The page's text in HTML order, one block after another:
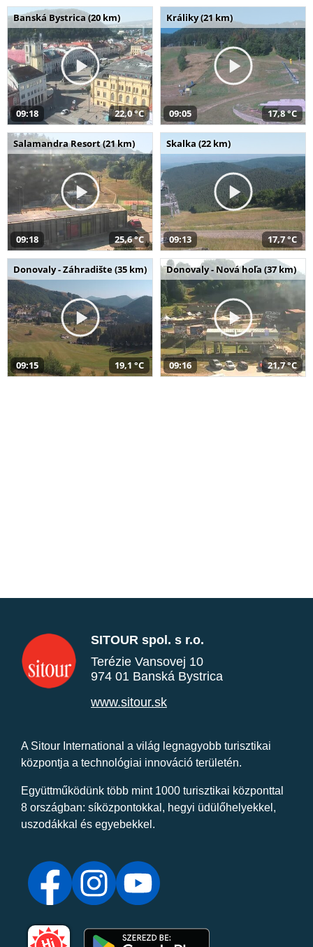
Banská Bystrica (20 km)
09:18 22,0 °C
Králiky (21 km)
09:05 17,8 °C
Salamandra Resort (21 km)
09:18 25,6 °C
Skalka (22 km)
09:13 17,7 °C
Donovaly - Záhradište (35 km)
09:15 19,1 °C
Donovaly - Nová hoľa (37 km)
09:16 21,7 °C
SITOUR spol. s r.o.
Terézie Vansovej 10
974 01 Banská Bystrica
www.sitour.sk
A Sitour International a világ legnagyobb turisztikai
központja a technológiai innováció területén.
Együttműködünk több mint 1000 turisztikai központtal
8 országban: síközpontokkal, hegyi üdülőhelyekkel,
uszodákkal és egyebekkel.